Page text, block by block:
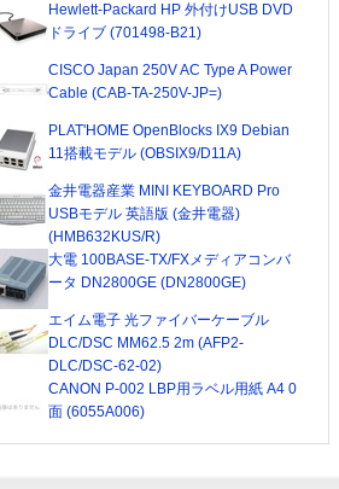
Hewlett-Packard HP 外付けUSB DVD
ドライブ (701498-B21)
CISCO Japan 250V AC Type A Power
Cable (CAB-TA-250V-JP=)
PLAT'HOME OpenBlocks IX9 Debian
11搭載モデル (OBSIX9/D11A)
金井電器産業 MINI KEYBOARD Pro
USBモデル 英語版 (金井電器)
(HMB632KUS/R)
大電 100BASE-TX/FXメディアコンバ
ータ DN2800GE (DN2800GE)
エイム電子 光ファイバーケーブル
DLC/DSC MM62.5 2m (AFP2-
DLC/DSC-62-02)
CANON P-002 LBP用ラベル用紙 A4 0
面 (6055A006)